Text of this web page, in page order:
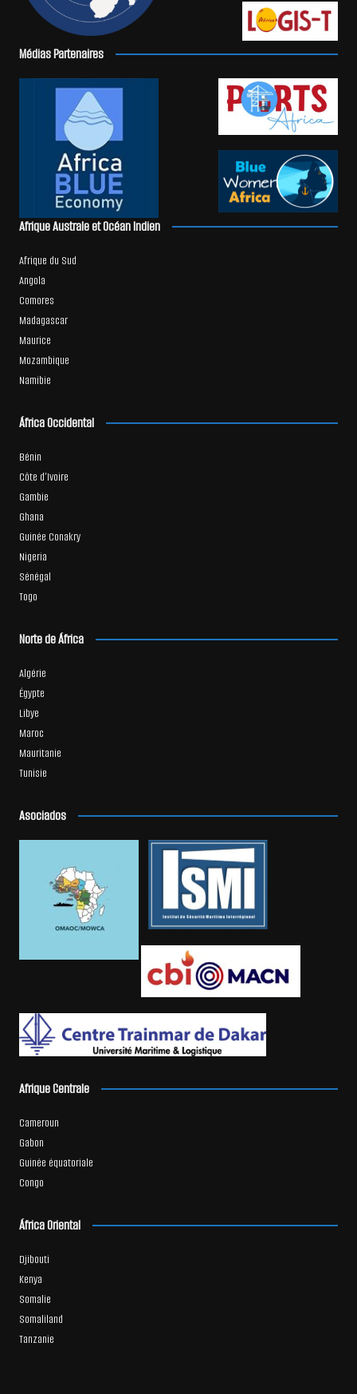
Médias Partenaires
Afrique Australe et Océan Indien
Afrique du Sud
Angola
Comores
Madagascar
Maurice
Mozambique
Namibie
África Occidental
Bénin
Côte d’Ivoire
Gambie
Ghana
Guinée Conakry
Nigeria
Sénégal
Togo
Norte de África
Algérie
Égypte
Libye
Maroc
Mauritanie
Tunisie
Asociados
Afrique Centrale
Cameroun
Gabon
Guinée équatoriale
Congo
África Oriental
Djibouti
Kenya
Somalie
Somaliland
Tanzanie